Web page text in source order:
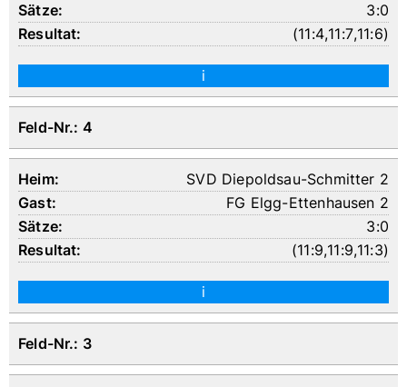
3:0
(11:4,11:7,11:6)
i
Feld-Nr.: 4
SVD Diepoldsau-Schmitter 2
FG Elgg-Ettenhausen 2
3:0
(11:9,11:9,11:3)
i
Feld-Nr.: 3